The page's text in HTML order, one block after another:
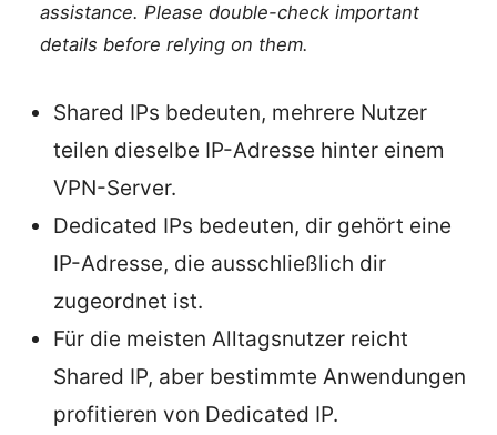
assistance. Please double-check important
details before relying on them.
Shared IPs bedeuten, mehrere Nutzer
teilen dieselbe IP-Adresse hinter einem
VPN-Server.
Dedicated IPs bedeuten, dir gehört eine
IP-Adresse, die ausschließlich dir
zugeordnet ist.
Für die meisten Alltagsnutzer reicht
Shared IP, aber bestimmte Anwendungen
profitieren von Dedicated IP.